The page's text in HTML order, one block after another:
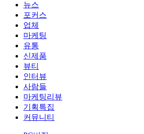
뉴스
포커스
업체
마케팅
유통
신제품
뷰티
인터뷰
사람들
마케팅리뷰
기획특집
커뮤니티